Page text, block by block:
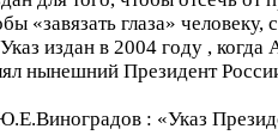
«завязать глаза»
издан в 2004 году ,
нынешний Президент
: «Указ